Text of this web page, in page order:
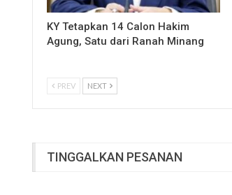
KY Tetapkan 14 Calon Hakim
Agung, Satu dari Ranah Minang
PREV NEXT
TINGGALKAN PESANAN